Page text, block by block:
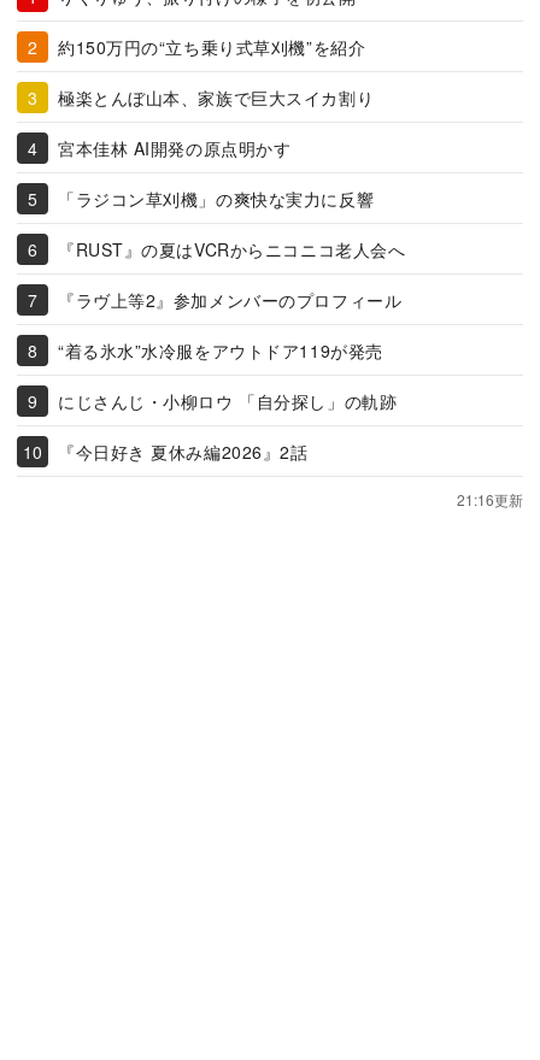
約150万円の“立ち乗り式草刈機”を紹介
極楽とんぼ山本、家族で巨大スイカ割り
宮本佳林 AI開発の原点明かす
「ラジコン草刈機」の爽快な実力に反響
『RUST』の夏はVCRからニコニコ老人会へ
『ラヴ上等2』参加メンバーのプロフィール
“着る氷水”水冷服をアウトドア119が発売
にじさんじ・小柳ロウ 「自分探し」の軌跡
『今日好き 夏休み編2026』2話
21:16更新